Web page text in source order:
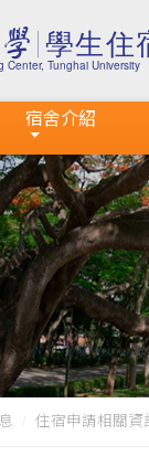
宿舍介紹
住宿申請相關資